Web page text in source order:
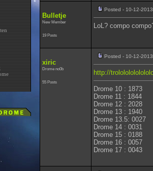
Bulletje
New Member
19 Posts
Posted - 10-12-
LoL? compo
xiric
Drome no0b
55 Posts
Posted - 10-12-
http://
Drome 10 : 1873
Drome 11 : 1844
Drome 12 : 2028
Drome 13 : 1940
Drome 13.5: 0027
Drome 14 : 0031
Drome 15 : 0188
Drome 16 : 0057
Drome 17 : 0043